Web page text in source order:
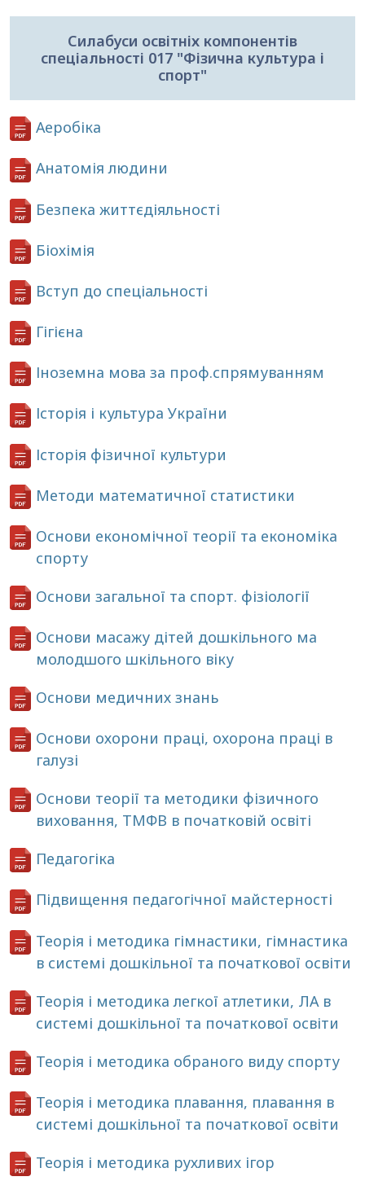
Силабуси освітніх компонентів
спеціальності 017 "Фізична культура і
спорт"
Аеробіка
Анатомія людини
Безпека життєдіяльності
Біохімія
Вступ до спеціальності
Гігієна
Іноземна мова за проф.спрямуванням
Історія і культура України
Історія фізичної культури
Методи математичної статистики
Основи економічної теорії та економіка
спорту
Основи загальної та спорт. фізіології
Основи масажу дітей дошкільного ма
молодшого шкільного віку
Основи медичних знань
Основи охорони праці, охорона праці в
галузі
Основи теорії та методики фізичного
виховання, ТМФВ в початковій освіті
Педагогіка
Підвищення педагогічної майстерності
Теорія і методика гімнастики, гімнастика
в системі дошкільної та початкової освіти
Теорія і методика легкої атлетики, ЛА в
системі дошкільної та початкової освіти
Теорія і методика обраного виду спорту
Теорія і методика плавання, плавання в
системі дошкільної та початкової освіти
Теорія і методика рухливих ігор